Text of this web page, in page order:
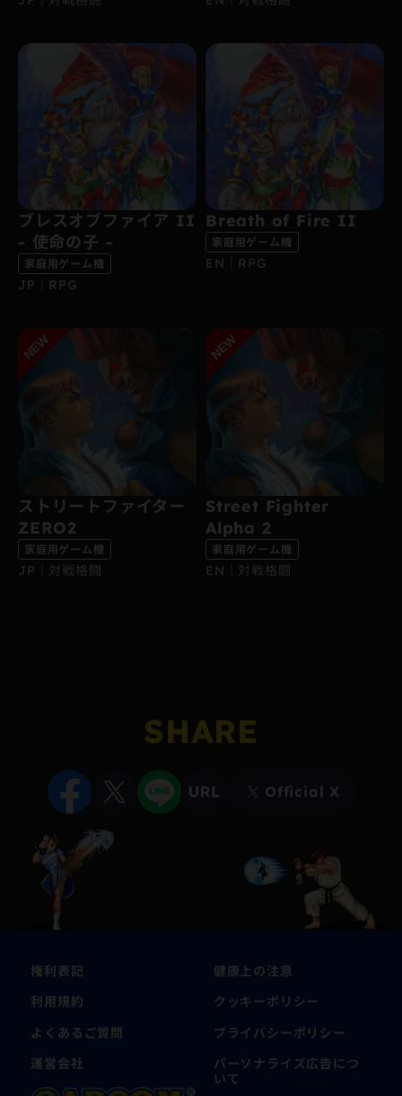
ブレスオブファイア II
- 使命の子 -
家庭用ゲーム機
JP｜RPG
Breath of Fire II
家庭用ゲーム機
EN｜RPG
ストリートファイター
ZERO2
家庭用ゲーム機
JP｜対戦格闘
Street Fighter
Alpha 2
家庭用ゲーム機
EN｜対戦格闘
SHARE
Official X
権利表記
健康上の注意
利用規約
クッキーポリシー
よくあるご質問
プライバシーポリシー
運営会社
パーソナライズ広告につ
いて